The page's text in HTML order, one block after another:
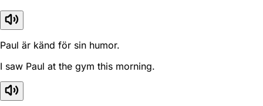
Paul är känd för sin humor.
I saw Paul at the gym this morning.